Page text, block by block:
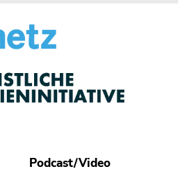
Podcast/Video